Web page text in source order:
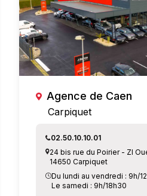
Agence de Caen
Carpiquet
02.50.10.10.01
24 bis rue du Poirier - ZI
14650 Carpiquet
Du lundi au vendredi : 9h/
Le samedi : 9h/18h30